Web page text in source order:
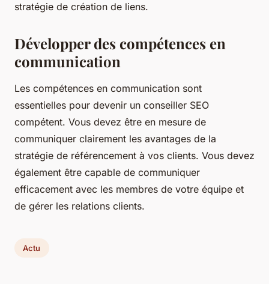
stratégie de création de liens.
Développer des compétences en
communication
Les compétences en communication sont
essentielles pour devenir un conseiller SEO
compétent. Vous devez être en mesure de
communiquer clairement les avantages de la
stratégie de référencement à vos clients. Vous devez
également être capable de communiquer
efficacement avec les membres de votre équipe et
de gérer les relations clients.
Actu